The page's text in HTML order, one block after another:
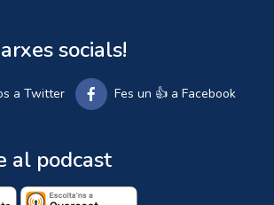
socials!
a Twitter Fes un 👍 a Facebook
al podcast